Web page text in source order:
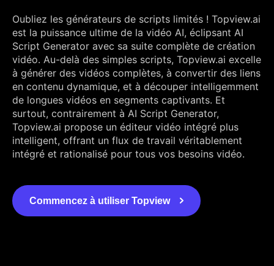
Oubliez les générateurs de scripts limités ! Topview.ai
est la puissance ultime de la vidéo AI, éclipsant AI
Script Generator avec sa suite complète de création
vidéo. Au-delà des simples scripts, Topview.ai excelle
à générer des vidéos complètes, à convertir des liens
en contenu dynamique, et à découper intelligemment
de longues vidéos en segments captivants. Et
surtout, contrairement à AI Script Generator,
Topview.ai propose un éditeur vidéo intégré plus
intelligent, offrant un flux de travail véritablement
intégré et rationalisé pour tous vos besoins vidéo.
Commencez à utiliser Topview